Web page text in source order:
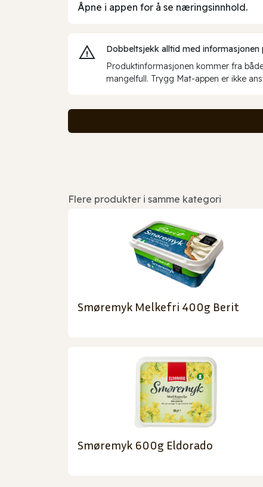
Åpne i appen for å se næringsinnhold.
Dobbeltsjekk alltid med
Produktinformasjonen kommer fra
mangelfull. Trygg Mat-appen er ikke
Flere produkter i samme kategori
Smøremyk Melkefri 400g Berit
Smøremyk 600g Eldorado